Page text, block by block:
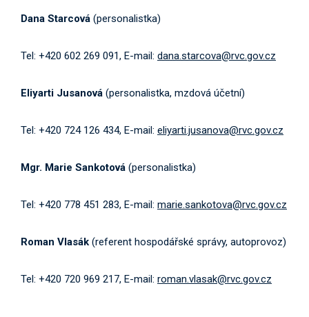
Dana Starcová (personalistka)
Tel: +420 602 269 091, E-mail: dana.starcova@rvc.gov.cz
Eliyarti Jusanová (personalistka, mzdová účetní)
Tel: +420 724 126 434, E-mail: eliyarti.jusanova@rvc.gov.cz
Mgr. Marie Sankotová (personalistka)
Tel: +420 778 451 283, E-mail: marie.sankotova@rvc.gov.cz
Roman Vlasák (referent hospodářské správy, autoprovoz)
Tel: +420 720 969 217, E-mail: roman.vlasak@rvc.gov.cz